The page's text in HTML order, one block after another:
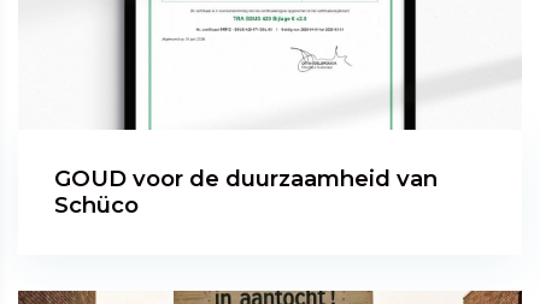
GOUD voor de duurzaamheid van
Schüco